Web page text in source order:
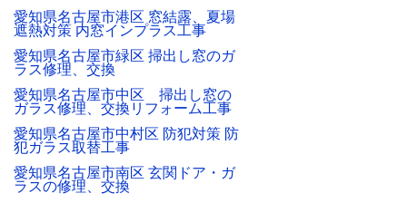
愛知県名古屋市港区 窓結露、夏場
遮熱対策 内窓インプラス工事
愛知県名古屋市緑区 掃出し窓のガ
ラス修理、交換
愛知県名古屋市中区 掃出し窓の
ガラス修理、交換リフォーム工事
愛知県名古屋市中村区 防犯対策 防
犯ガラス取替工事
愛知県名古屋市南区 玄関ドア・ガ
ラスの修理、交換